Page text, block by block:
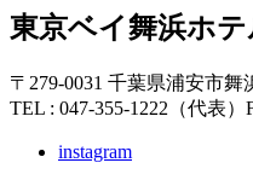
東京ベイ舞浜ホ
〒279-0031 千葉県浦安市舞
TEL : 047-355-1222（代表）
instagram